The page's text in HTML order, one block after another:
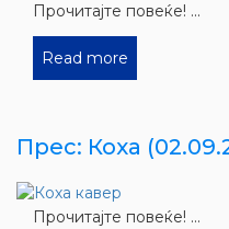
Прочитајте повеќе! ...
Read more
Прес: Коха
Прочитајте повеќе! ...